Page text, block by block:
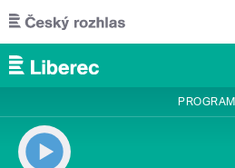
Přejít k hlavnímu obsahu
PROGRAM